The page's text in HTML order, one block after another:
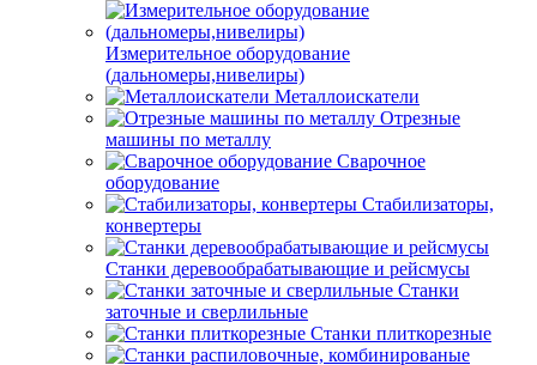
Измерительное оборудование
(дальномеры,нивелиры)
Металлоискатели
Отрезные
машины по металлу
Сварочное
оборудование
Стабилизаторы,
конвертеры
Станки деревообрабатывающие и рейсмусы
Станки
заточные и сверлильные
Станки плиткорезные